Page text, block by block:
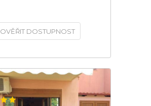
OVĚŘIT DOSTUPNOST